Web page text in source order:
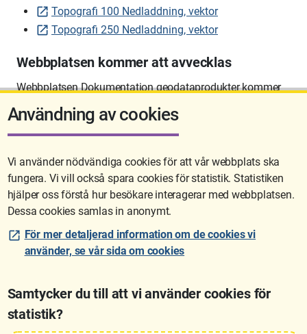
Topografi 100 Nedladdning, vektor
Topografi 250 Nedladdning, vektor
Webbplatsen kommer att avvecklas
Webbplatsen Dokumentation geodataprodukter kommer
att avvecklas på sikt.
Sidan uppdaterades senast: 2026-06-10 12:58
Användning av cookies
Vi använder nödvändiga cookies för att vår webbplats ska
fungera. Vi vill också spara cookies för statistik. Statistiken
hjälper oss förstå hur besökare interagerar med webbplatsen.
Dessa cookies samlas in anonymt.
För mer detaljerad information om de cookies vi
använder, se vår sida om cookies
Samtycker du till att vi använder cookies för
statistik?
Lantmäteriet är den myndighet som kartlägger Sverige. Till våra